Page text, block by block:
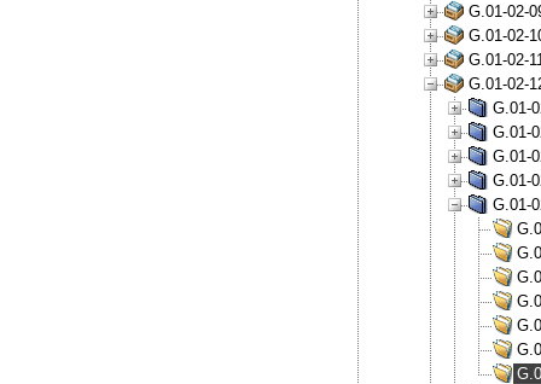
G.01-02-
G.01-02-
G.01-02-
G.01-02-
G.01-
G.01-
G.01-
G.01-
G.01-